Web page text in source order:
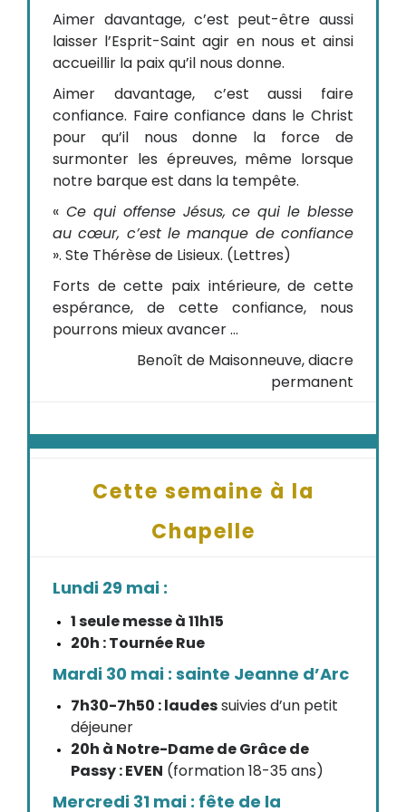
Aimer davantage, c’est peut-être aussi
laisser l’Esprit-Saint agir en nous et ainsi
accueillir la paix qu’il nous donne.
Aimer davantage, c’est aussi faire
confiance. Faire confiance dans le Christ
pour qu’il nous donne la force de
surmonter les épreuves, même lorsque
notre barque est dans la tempête.
« Ce qui offense Jésus, ce qui le blesse
au cœur, c’est le manque de confiance
». Ste Thérèse de Lisieux. (Lettres)
Forts de cette paix intérieure, de cette
espérance, de cette confiance, nous
pourrons mieux avancer …
Benoît de Maisonneuve, diacre
permanent
Cette semaine à la
Chapelle
Lundi 29 mai :
1 seule messe à 11h15
20h : Tournée Rue
Mardi 30 mai : sainte Jeanne d’Arc
7h30-7h50 : laudessuivies d’un petit
déjeuner
20h à Notre-Dame de Grâce de
Passy : EVEN (formation 18-35 ans)
Mercredi 31 mai : fête de la